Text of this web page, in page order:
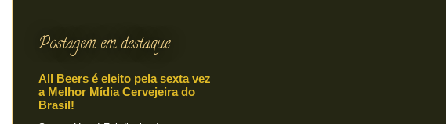
Postagem em destaque
All Beers é eleito pela sexta vez
a Melhor Mídia Cervejeira do
Brasil!